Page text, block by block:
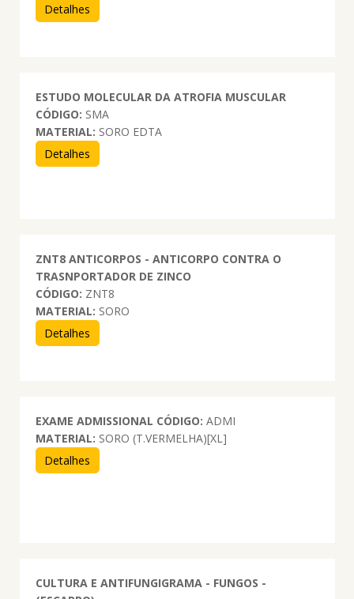
Detalhes
ESTUDO MOLECULAR DA ATROFIA MUSCULAR
CÓDIGO: SMA
MATERIAL: SORO EDTA
Detalhes
ZNT8 ANTICORPOS - ANTICORPO CONTRA O
TRASNPORTADOR DE ZINCO
CÓDIGO: ZNT8
MATERIAL: SORO
Detalhes
EXAME ADMISSIONAL CÓDIGO: ADMI
MATERIAL: SORO (T.VERMELHA)[XL]
Detalhes
CULTURA E ANTIFUNGIGRAMA - FUNGOS -